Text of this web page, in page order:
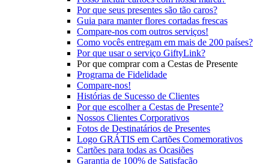
Por que seus presentes são tão caros?
Guia para manter flores cortadas frescas
Compare-nos com outros serviços!
Como vocês entregam em mais de 200 países?
Por que usar o serviço GiftyLink?
Por que comprar com a Cestas de Presente
Programa de Fidelidade
Compare-nos!
Histórias de Sucesso de Clientes
Por que escolher a Cestas de Presente?
Nossos Clientes Corporativos
Fotos de Destinatários de Presentes
Logo GRÁTIS em Cartões Comemorativos
Cartões para todas as Ocasiões
Garantia de 100% de Satisfação